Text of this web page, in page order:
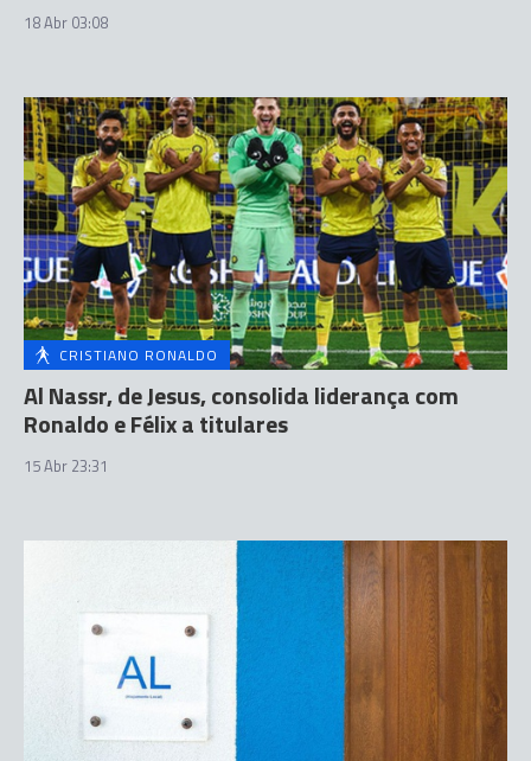
18 Abr 03:08
CRISTIANO RONALDO
Al Nassr, de Jesus, consolida liderança com
Ronaldo e Félix a titulares
15 Abr 23:31